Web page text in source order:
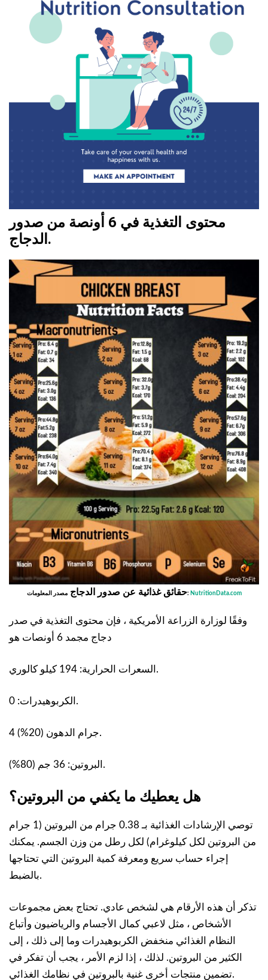
محتوى التغذية في 6 أونصة من صدور
الدجاج.
حقائق غذائية عن صدور الدجاجمصدر المعلومات: NutritionData.com
وفقًا لوزارة الزراعة الأمريكية ، فإن محتوى التغذية في صدر
دجاج مجمد 6 أونصات هو
السعرات الحرارية: 194 كيلو كالوري.
الكربوهيدرات: 0.
4 جرام الدهون (20%).
البروتين: 36 جم (80%).
هل يعطيك ما يكفي من البروتين؟
توصي الإرشادات الغذائية بـ 0.38 جرام من البروتين (1 جرام
من البروتين لكل كيلوغرام) لكل رطل من وزن الجسم. يمكنك
إجراء حساب سريع ومعرفة كمية البروتين التي تحتاجها
بالضبط.
تذكر أن هذه الأرقام هي لشخص عادي. تحتاج بعض مجموعات
الأشخاص ، مثل لاعبي كمال الأجسام والرياضيون وأتباع
النظام الغذائي منخفض الكربوهيدرات وما إلى ذلك ، إلى
الكثير من البروتين. لذلك ، إذا لزم الأمر ، يجب أن تفكر في
تضمين منتجات أخرى غنية بالبروتين في نظامك الغذائي.